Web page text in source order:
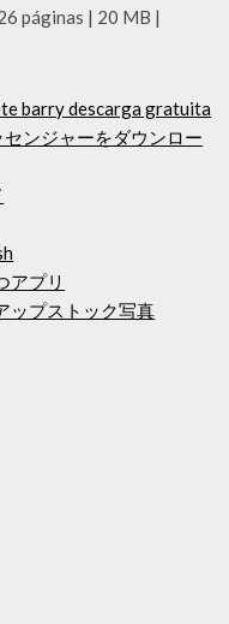
páginas | 20 MB |
barry descarga gratuita
ンジャーをダウンロー
アプリ
ップストック写真